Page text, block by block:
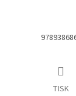
TISK